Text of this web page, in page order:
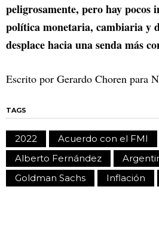
peligrosamente, pero hay pocos
política monetaria, cambiaria y
desplace hacia una senda más
Escrito por Gerardo Choren para
TAGS
2022
Acuerdo con el FMI
Alberto Fernández
Goldman Sachs
Inflación